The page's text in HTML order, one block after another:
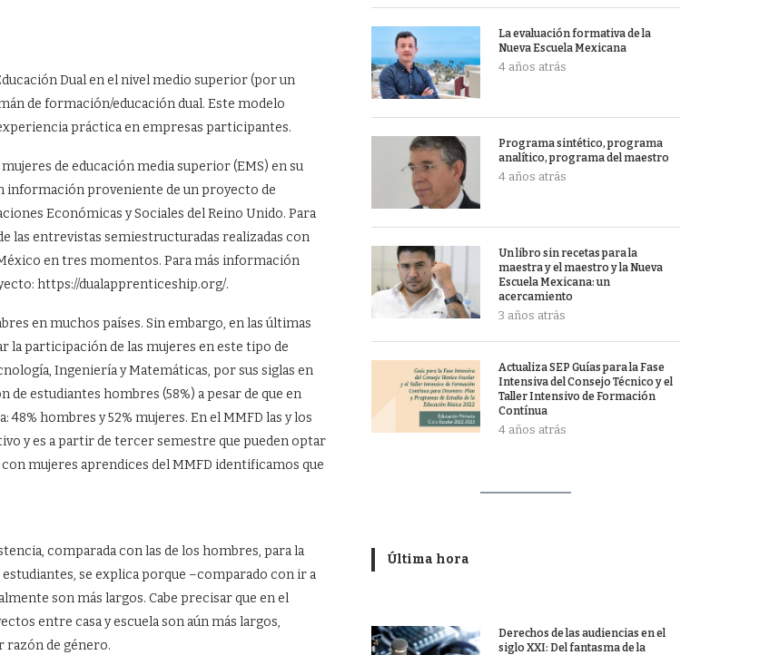
Dual en el nivel medio superior (por un
de formación/educación dual. Este modelo
práctica en empresas participantes.
de educación media superior (EMS) en su
información proveniente de un proyecto de
Económicas y Sociales del Reino Unido. Para
las entrevistas semiestructuradas realizadas con
en tres momentos. Para más información
https://dualapprenticeship.org/.
en muchos países. Sin embargo, en las últimas
la participación de las mujeres en este tipo de
Ingeniería y Matemáticas, por sus siglas en
estudiantes hombres (58%) a pesar de que en
hombres y 52% mujeres. En el MMFD las y los
y es a partir de tercer semestre que pueden optar
mujeres aprendices del MMFD identificamos que
comparada con las de los hombres, para la
se explica porque –comparado con ir a
son más largos. Cabe precisar que en el
entre casa y escuela son aún más largos,
razón de género.
La evaluación formativa de la
Nueva Escuela Mexicana
4 años atrás
Programa sintético, programa
analítico, programa del maestro
4 años atrás
Un libro sin recetas para la
maestra y el maestro y la Nueva
Escuela Mexicana: un
acercamiento
3 años atrás
Actualiza SEP Guías para la Fase
Intensiva del Consejo Técnico y el
Taller Intensivo de Formación
Contínua
4 años atrás
Última hora
Derechos de las audiencias en el
siglo XXI: Del fantasma de la